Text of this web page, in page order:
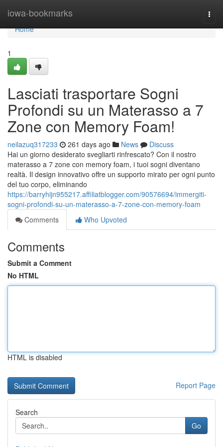
iowa-bookmarks
Home
Home
1
Lasciati trasportare Sogni
Profondi su un Materasso a 7
Zone con Memory Foam!
neilazuq317233 261 days ago News
Discuss
Hai un giorno desiderato svegliarti rinfrescato? Con il nostro
materasso a 7 zone con memory foam, i tuoi sogni diventano
realtà. Il design innovativo offre un supporto mirato per ogni punto
del tuo corpo, eliminando
https://barryhijn955217.affiliatblogger.com/90576694/immergiti-
sogni-profondi-su-un-materasso-a-7-zone-con-memory-foam
Comments
Who Upvoted
Comments
Submit a Comment
No HTML
HTML is disabled
Report Page
Search
Go